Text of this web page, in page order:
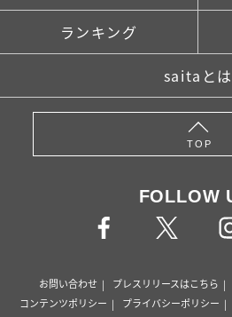
ランキング
saitaとは
TOP
FOLLOW
お問い合わせ プレスリリースはこちら
コンテンツポリシー
プライバシーポリシー